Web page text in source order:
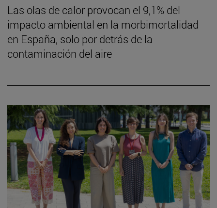
Las olas de calor provocan el 9,1% del
impacto ambiental en la morbimortalidad
en España, solo por detrás de la
contaminación del aire